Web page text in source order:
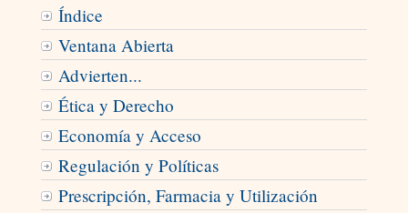
Índice
Ventana Abierta
Advierten...
Ética y Derecho
Economía y Acceso
Regulación y Políticas
Prescripción, Farmacia y Utilización